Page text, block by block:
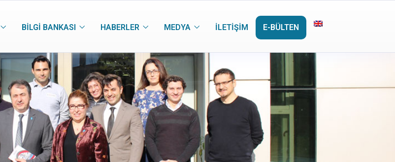
BILGI BANKASI HABERLER MEDYA İLETIŞIM E-BÜLTEN